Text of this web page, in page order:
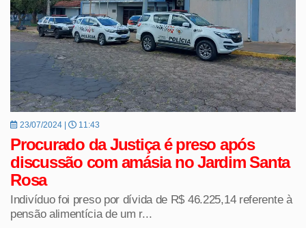
23/07/2024 | 11:43
Procurado da Justiça é preso após
discussão com amásia no Jardim Santa
Rosa
Indivíduo foi preso por dívida de R$ 46.225,14 referente à
pensão alimentícia de um r...